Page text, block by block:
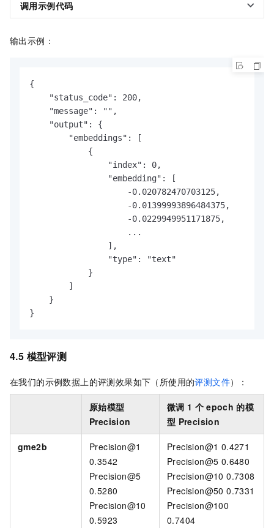
调用示例代码
输出示例：
{
    "status_code": 200,
    "message": "",
    "output": {
        "embeddings": [
            {
                "index": 0,
                "embedding": [
                    -0.020782470703125,
                    -0.01399993896484375,
                    -0.0229949951171875,
                    ...
                ],
                "type": "text"
            }
        ]
    }
}
4.5 模型评测
在我们的示例数据上的评测效果如下（所使用的评测文件）：
原始模型
Precision
微调 1 个 epoch 的模
型 Precision
gme2b
Precision@1
0.3542
Precision@5
0.5280
Precision@10
0.5923
Precision@1 0.4271
Precision@5 0.6480
Precision@10 0.7308
Precision@50 0.7331
Precision@100
0.7404